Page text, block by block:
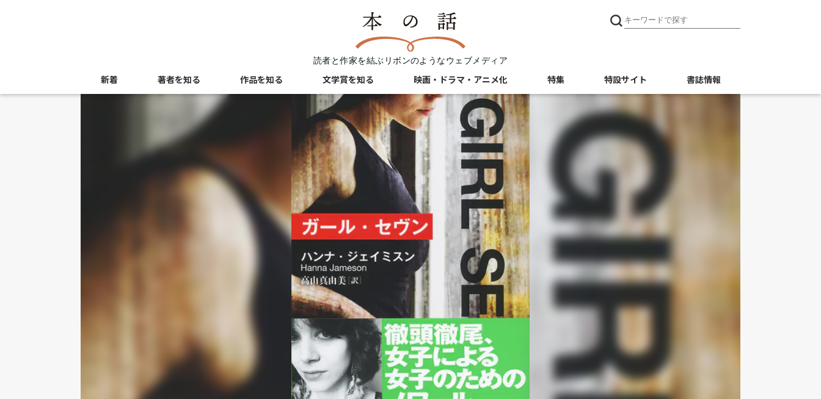
読者と作家を結ぶリボンのようなウェブメディア
新着 著者を知る 作品を知る 文学賞を知る 映画・ドラマ・アニメ化 特集 特設サイト 書誌情報